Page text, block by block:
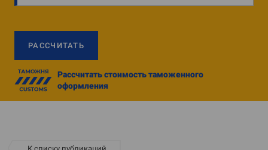
РАССЧИТАТЬ
Рассчитать стоимость таможенного
оформления